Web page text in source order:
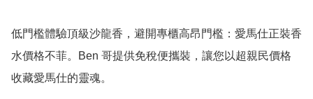
低門檻體驗頂級沙龍香，避開專櫃高昂門檻：愛馬仕正裝香
水價格不菲。Ben 哥提供免稅便攜裝，讓您以超親民價格
收藏愛馬仕的靈魂。